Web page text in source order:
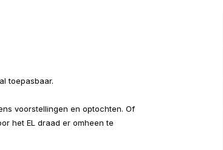
toepasbaar.
voorstellingen en optochten. Of
het EL draad er omheen te